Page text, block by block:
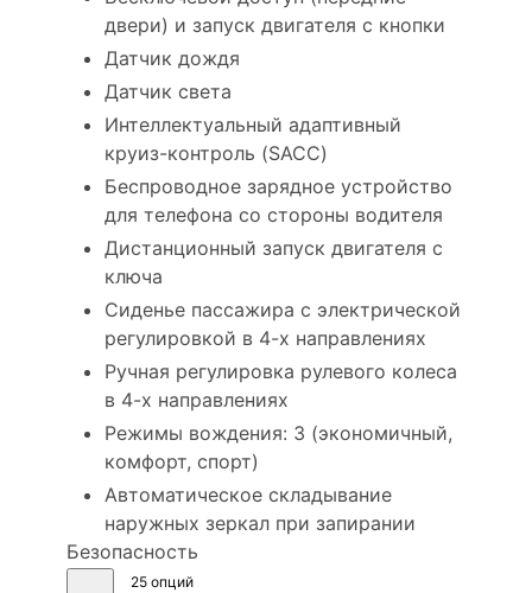
двери) и запуск двигателя с кнопки
Датчик дождя
Датчик света
Интеллектуальный адаптивный
круиз-контроль (SACC)
Беспроводное зарядное устройство
для телефона со стороны водителя
Дистанционный запуск двигателя с
ключа
Сиденье пассажира с электрической
регулировкой в 4-х направлениях
Ручная регулировка рулевого колеса
в 4-х направлениях
Режимы вождения: 3 (экономичный,
комфорт, спорт)
Автоматическое складывание
наружных зеркал при запирании
Безопасность
25 опций